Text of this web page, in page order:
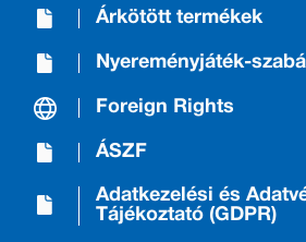
Árkötött termékek
Nyereményjáték-
Foreign Rights
ÁSZF
Adatkezelési és
Tájékoztató (GDPR)